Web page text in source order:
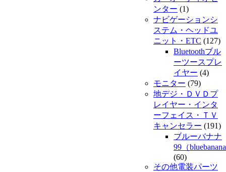
ンター (1)
ナビゲーションシ
ステム・ヘッドユ
ニット・ETC (127)
Bluetoothブル
ーツースプレ
イヤー (4)
モニター (79)
地デジ・ＤＶＤプ
レイヤー・インタ
ーフェイス・ＴＶ
キャンセラー (191)
ブルーバナナ
99（
(60)
その他電装パーツ